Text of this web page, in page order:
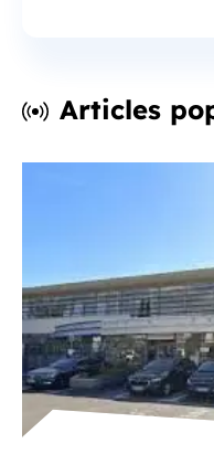
Articles